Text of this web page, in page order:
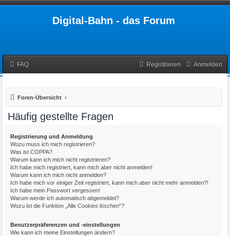
Digital-Bahn - das Forum
FAQ Anmelden
Registrieren
Foren-Übersicht
Häufig gestellte Fragen
Registrierung und Anmeldung
Wozu muss ich mich registrieren?
Was ist COPPA?
Warum kann ich mich nicht registrieren?
Ich habe mich registriert, kann mich aber nicht anmelden!
Warum kann ich mich nicht anmelden?
Ich habe mich vor einiger Zeit registriert, kann mich aber nicht mehr anmelden?!
Ich habe mein Passwort vergessen!
Warum werde ich automatisch abgemeldet?
Wozu ist die Funktion „Alle Cookies löschen“?
Benutzerpräferenzen und -einstellungen
Wie kann ich meine Einstellungen ändern?